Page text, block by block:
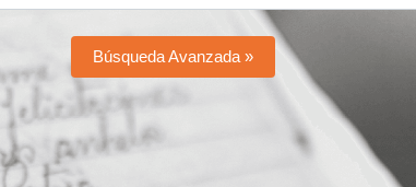
Búsqueda Avanzada »